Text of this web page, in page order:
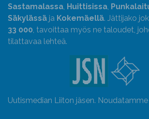
Sastamalassa, Huittisissa,
Säkylässä ja Kokemäellä. Jättijako
33 000, tavoittaa myös ne taloudet,
tilattavaa lehteä.
Uutismedian Liiton jäsen. Noudatamme